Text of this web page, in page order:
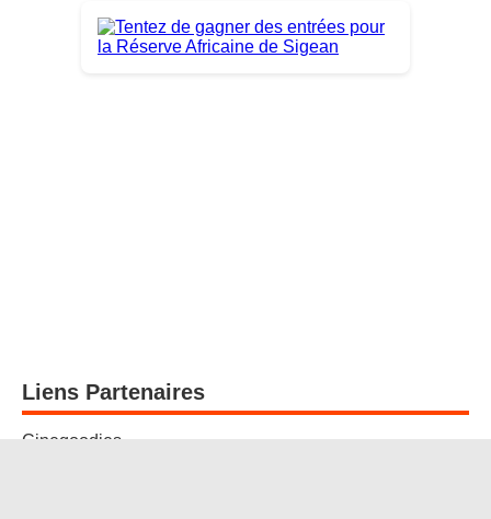
Liens Partenaires
Cinegoodies